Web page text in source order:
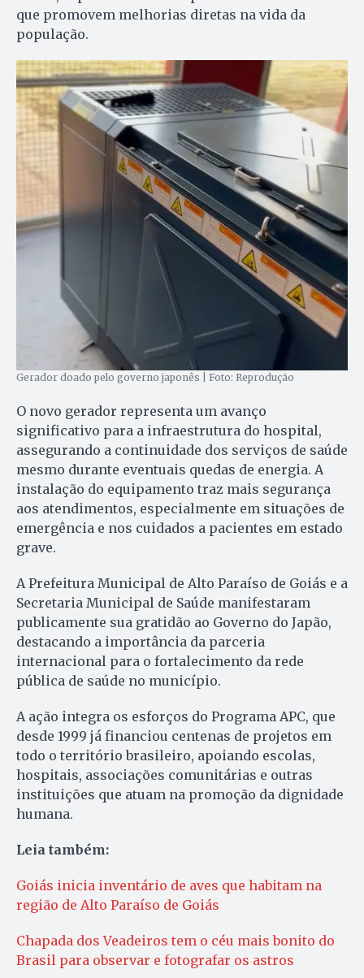
que promovem melhorias diretas na vida da
população.
Gerador doado pelo governo japonês | Foto: Reprodução
O novo gerador representa um avanço
significativo para a infraestrutura do hospital,
assegurando a continuidade dos serviços de saúde
mesmo durante eventuais quedas de energia. A
instalação do equipamento traz mais segurança
aos atendimentos, especialmente em situações de
emergência e nos cuidados a pacientes em estado
grave.
A Prefeitura Municipal de Alto Paraíso de Goiás e a
Secretaria Municipal de Saúde manifestaram
publicamente sua gratidão ao Governo do Japão,
destacando a importância da parceria
internacional para o fortalecimento da rede
pública de saúde no município.
A ação integra os esforços do Programa APC, que
desde 1999 já financiou centenas de projetos em
todo o território brasileiro, apoiando escolas,
hospitais, associações comunitárias e outras
instituições que atuam na promoção da dignidade
humana.
Leia também:
Goiás inicia inventário de aves que habitam na
região de Alto Paraíso de Goiás
Chapada dos Veadeiros tem o céu mais bonito do
Brasil para observar e fotografar os astros